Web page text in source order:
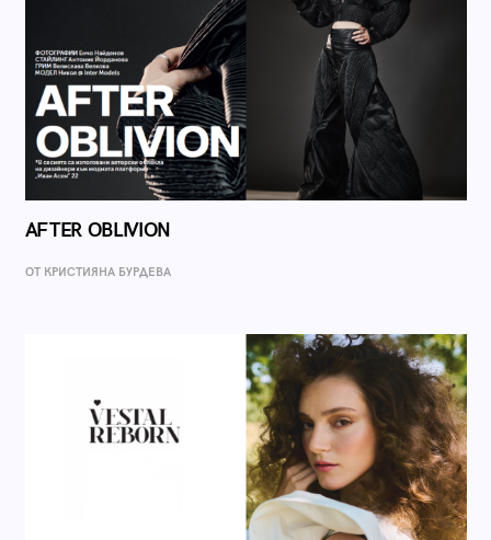
AFTER OBLIVION
ОТ КРИСТИЯНА БУРДЕВА